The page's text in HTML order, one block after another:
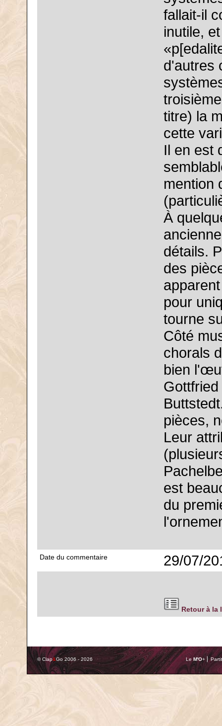
fallait-il
inutile,
d'autres
titre) la
cette
Il en est
mention
À
détails.
des
pour
tourne
Côté
chorals
bien
pièces,
Leur
est
du
Date du commentaire 29/07/
Retour à la
© Clap&Go 2006 - 2026 Le M'O+ ⎢